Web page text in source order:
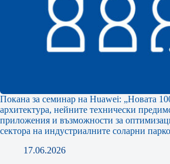
Покана за семинар на Huawei: „Новата
архитектура, нейните технически
приложения и възможности за
сектора на индустриалните соларни
17.06.2026